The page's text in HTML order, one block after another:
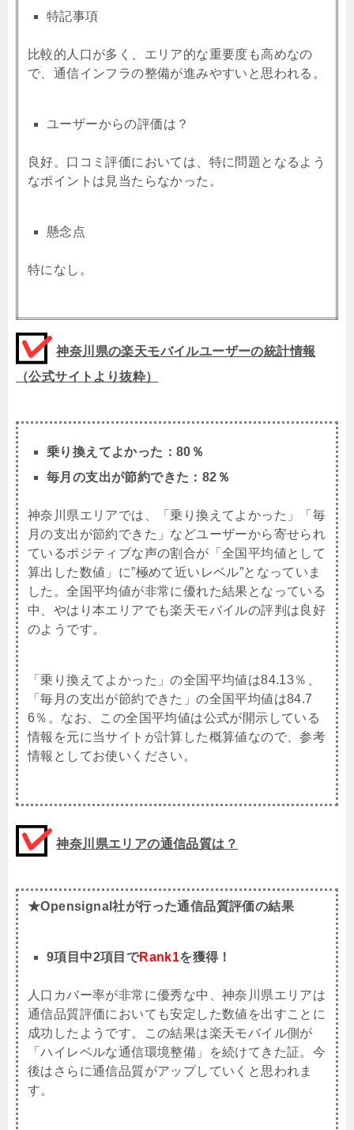
特記事項
比較的人口が多く、エリア的な重要度も高めなの
で、通信インフラの整備が進みやすいと思われる。
ユーザーからの評価は？
良好。口コミ評価においては、特に問題となるよう
なポイントは見当たらなかった。
懸念点
特になし。
神奈川県の楽天モバイルユーザーの統計情報
（公式サイトより抜粋）
乗り換えてよかった：80％
毎月の支出が節約できた：82％
神奈川県エリアでは、「乗り換えてよかった」「毎
月の支出が節約できた」などユーザーから寄せられ
ているポジティブな声の割合が「全国平均値として
算出した数値」に”極めて近いレベル”となっていま
した。全国平均値が非常に優れた結果となっている
中、やはり本エリアでも楽天モバイルの評判は良好
のようです。
「乗り換えてよかった」の全国平均値は84.13％、
「毎月の支出が節約できた」の全国平均値は84.7
6％。なお、この全国平均値は公式が開示している
情報を元に当サイトが計算した概算値なので、参考
情報としてお使いください。
神奈川県エリアの通信品質は？
★Opensignal社が行った通信品質評価の結果
9項目中2項目でRank1を獲得！
人口カバー率が非常に優秀な中、神奈川県エリアは
通信品質評価においても安定した数値を出すことに
成功したようです。この結果は楽天モバイル側が
「ハイレベルな通信環境整備」を続けてきた証。今
後はさらに通信品質がアップしていくと思われま
す。